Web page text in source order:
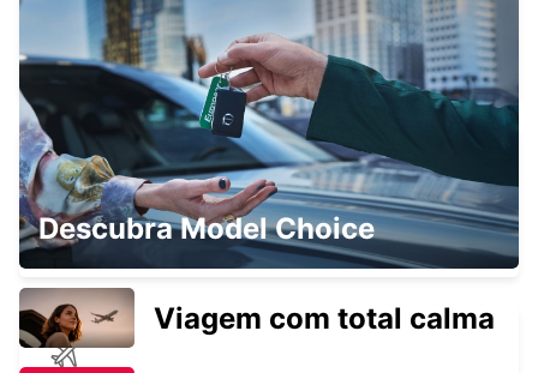
MOMBASA INTERNATIONAL AIRPORT
MOMBASA - KENYA
KILIMANJARO INT APT CHAUF DRIVE
MOSHI - TANZANIA
Descubra Model Choice
Viagem com total calma